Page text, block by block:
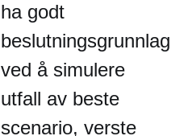
ha godt
beslutningsgrunnlag
ved å simulere
utfall av beste
scenario, verste